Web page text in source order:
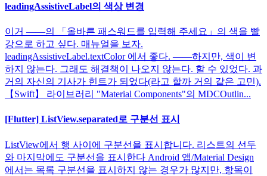
leadingAssistiveLabel의 색상 변경
이거 ――의 「올바른 패스워드를 입력해 주세요」의 색을 빨
강으로 하고 싶다. 매뉴얼을 보자.
leadingAssistiveLabel.textColor 에서 좋다. ――하지만, 색이 변
하지 않는다. 그래도 해결책이 나오지 않는다. 할 수 있었다. 과
거의 자신의 기사가 힌트가 되었다(라고 할까 거의 같은 고민).
【Swift】 라이브러리 "Material Components"의 MDCOutlin...
[Flutter] ListView.separated로 구분선 표시
ListView에서 행 사이에 구분선을 표시합니다. 리스트의 선두
와 마지막에도 구분선을 표시한다 Android 앱/Material Design
에서는 목록 구분선을 표시하지 않는 경우가 많지만, 항목이